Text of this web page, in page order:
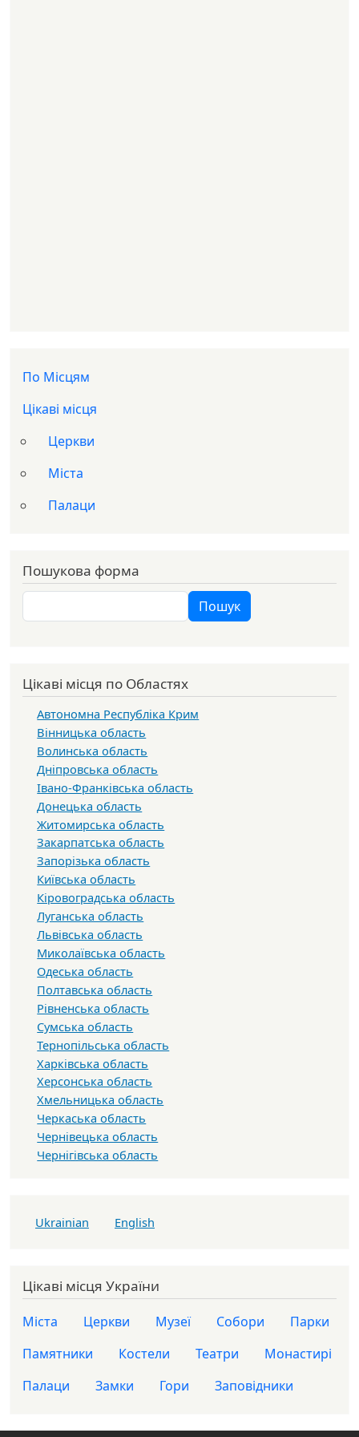
Доп меню
По Місцям
Цікаві місця
Церкви
Міста
Палаци
Пошукова форма
Пошук Пошук
Цікаві місця по Областях
Автономна Республіка Крим
Вінницька область
Волинська область
Дніпровська область
Івано-Франківська область
Донецька область
Житомирська область
Закарпатська область
Запорізька область
Київська область
Кіровоградська область
Луганська область
Львівська область
Миколаївська область
Одеська область
Полтавська область
Рівненська область
Сумська область
Тернопільська область
Харківська область
Херсонська область
Хмельницька область
Черкаська область
Чернівецька область
Чернігівська область
Ukrainian English
Цікаві місця України
Міста Церкви Музеї Собори
Парки
Памятники
Костели Театри
Монастирі
Палаци
Замки Гори Заповідники